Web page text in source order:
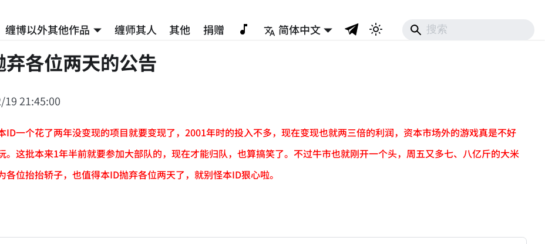
缠博以外其他作品 缠师其人 其他 捐赠
简体中文
弃各位两天的公告
19 21:45:00
ID一个花了两年没变现的项目就要变现了，2001年时的投入不多，现在变现也就两三倍的利润，资本市场外的游戏真是不好
。这批本来1年半前就要参加大部队的，现在才能归队，也算搞笑了。不过牛市也就刚开一个头，周五又多七、八亿斤的大米
各位抬抬轿子，也值得本ID抛弃各位两天了，就别怪本ID狠心啦。